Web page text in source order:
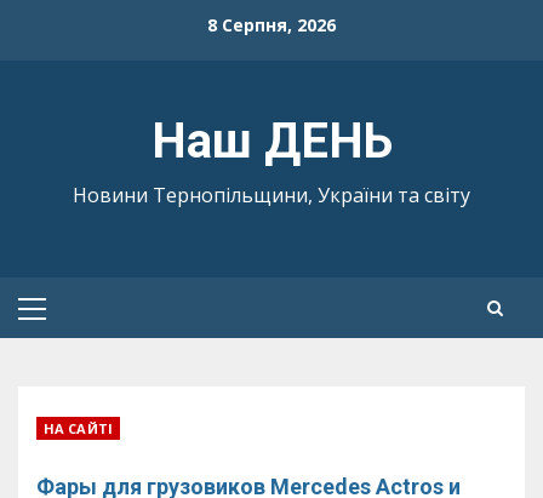
8 Серпня, 2026
Наш ДЕНЬ
Новини Тернопільщини, України та світу
Primary
НА САЙТІ
Фары для грузовиков Mercedes Actros и